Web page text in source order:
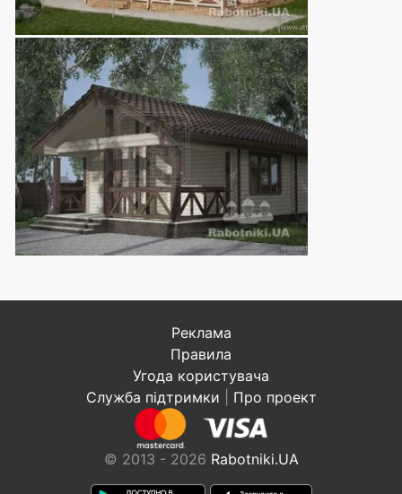
Реклама
Правила
Угода користувача
Служба підтримки
Про проект
© 2013 - 2026 Rabotniki.UA